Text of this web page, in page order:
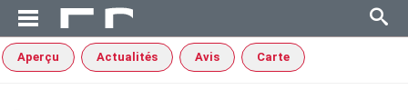
Aperçu Actualités Avis Carte